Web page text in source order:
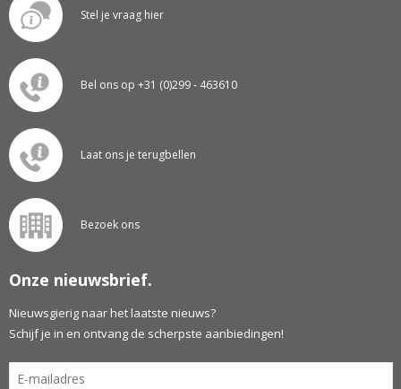
Stel je vraag hier
Bel ons op +31 (0)299 - 463610
Laat ons je terugbellen
Bezoek ons
Onze nieuwsbrief.
Nieuwsgierig naar het laatste nieuws?
Schijf je in en ontvang de scherpste aanbiedingen!